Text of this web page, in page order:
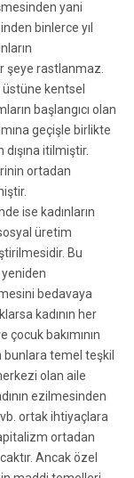
yani
binlerce yıl
şeye rastlanmaz.
kentsel
başlangıcı olan
geçişle birlikte
itilmiştir.
ortadan
ise kadınların
üretim
Bu
bedavaya
kadının her
çocuk bakımının
bunlara temel teşkil
olan aile
ezilmesinden
ortak ihtiyaçlara
ortadan
Ancak özel